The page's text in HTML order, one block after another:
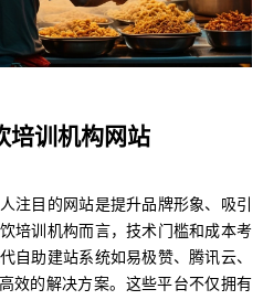
培训机构网站
注目的网站是提升品牌形象、吸引
培训机构而言，技术门槛和成本考
自助建站系统如易极赞、腾讯云、
效的解决方案。这些平台不仅拥有